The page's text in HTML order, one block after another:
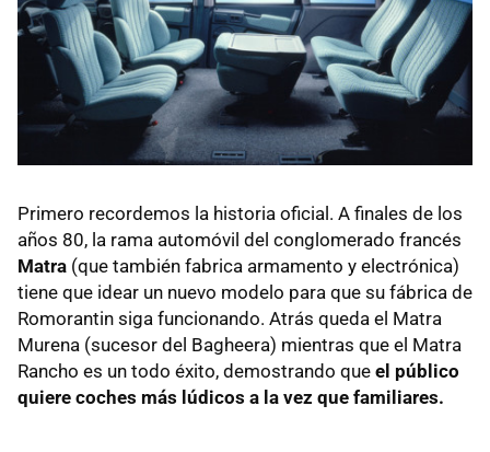
Primero recordemos la historia oficial. A finales de los
años 80, la rama automóvil del conglomerado francés
Matra (que también fabrica armamento y electrónica)
tiene que idear un nuevo modelo para que su fábrica de
Romorantin siga funcionando. Atrás queda el Matra
Murena (sucesor del Bagheera) mientras que el Matra
Rancho es un todo éxito, demostrando que el público
quiere coches más lúdicos a la vez que familiares.